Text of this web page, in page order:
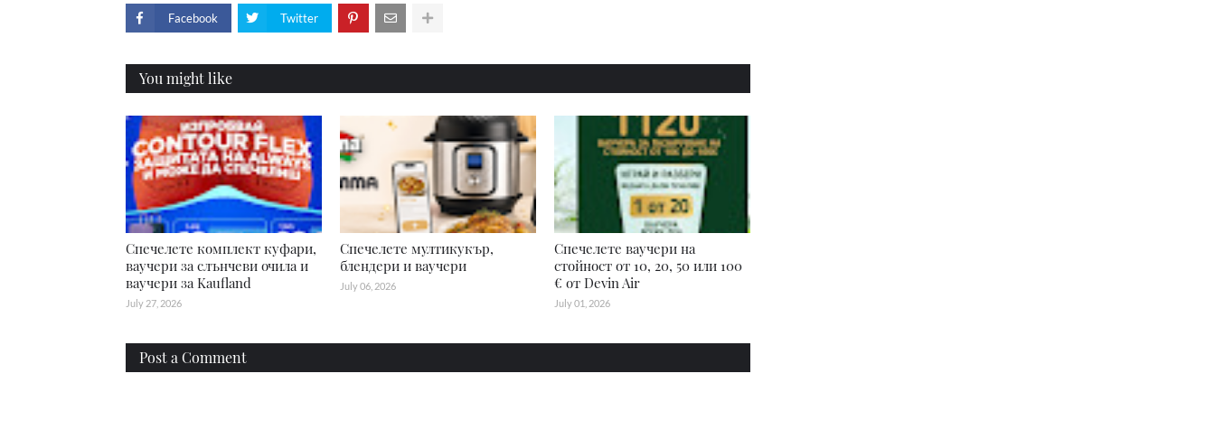
Facebook Twitter
You might like
Спечелете комплект куфари,
ваучери за слънчеви очила и
ваучери за Kaufland
July 27, 2026
Спечелете мултикукър,
блендери и ваучери
July 06, 2026
Спечелете ваучери на
стойност от 10, 20, 50 или 100
€ от Devin Air
July 01, 2026
Post a Comment